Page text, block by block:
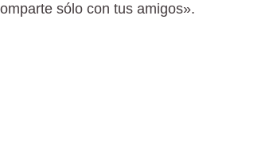
sólo con tus amigos».